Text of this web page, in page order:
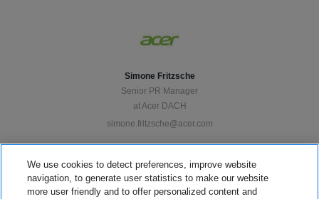
Simone Fritzsche
Senior PR Manager
at Acer DACH
simone.fritzsche@acer.com
We use cookies to detect preferences, improve website
navigation, to generate user statistics to make our website
more user friendly and to offer personalized content and